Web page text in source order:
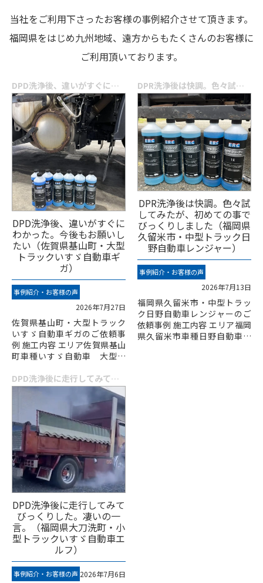
当社をご利用下さったお客様の事例紹介させて頂きます。
福岡県をはじめ九州地域、遠方からもたくさんのお客様に
ご利用頂いております。
DPD洗浄後、違いがすぐにわかった。今後もお願いしたい（佐賀県基山町・大型トラックいすゞ自動車ギガ）
DPD洗浄後、違いがすぐに
わかった。今後もお願いし
たい（佐賀県基山町・大型
トラックいすゞ自動車ギ
ガ）
事例紹介・お客様の声
2026年7月27日
佐賀県基山町・大型トラック
いすゞ自動車ギガのご依頼事
例 施工内容 エリア佐賀県基山
町車種いすゞ自動車 大型ト
ン各部、DPDクリーニング価
格209,...
DPR洗浄後は快調。色々試してみたが、初めての事でびっくりしました（福岡県久留米市・中型トラック日野自動車レンジャー）
DPR洗浄後は快調。色々試
してみたが、初めての事で
びっくりしました（福岡県
久留米市・中型トラック日
野自動車レンジャー）
事例紹介・お客様の声
2026年7月13日
福岡県久留米市・中型トラッ
ク日野自動車レンジャーのご
依頼事例 施工内容 エリア福岡
県久留米市車種日野自動車
DPD洗浄後に走行してみてびっくりした。凄いの一言。（福岡県大刀洗町・小型トラックいすゞ自動車エルフ）
DPD洗浄後に走行してみて
びっくりした。凄いの一
言。（福岡県大刀洗町・小
型トラックいすゞ自動車エ
ルフ）
事例紹介・お客様の声 2026年7月6日